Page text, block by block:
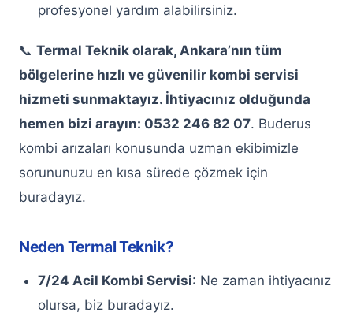
Keçiören Arçelik Buzdolabı Servisi
Keçiören Bosch Buzdolabı Servisi
Keçiören Vestel Buzdolabı Servisi
Keçiören Siemens Buzdolabı Servisi
Keçiören Beyaz Eşya Servisi
profesyonel yardım alabilirsiniz.
📞 Termal Teknik olarak, Ankara’nın tüm
bölgelerine hızlı ve güvenilir kombi servisi
hizmeti sunmaktayız. İhtiyacınız olduğunda
hemen bizi arayın: 0532 246 82 07. Buderus
kombi arızaları konusunda uzman ekibimizle
sorununuzu en kısa sürede çözmek için
buradayız.
Neden Termal Teknik?
7/24 Acil Kombi Servisi: Ne zaman ihtiyacınız
olursa, biz buradayız.